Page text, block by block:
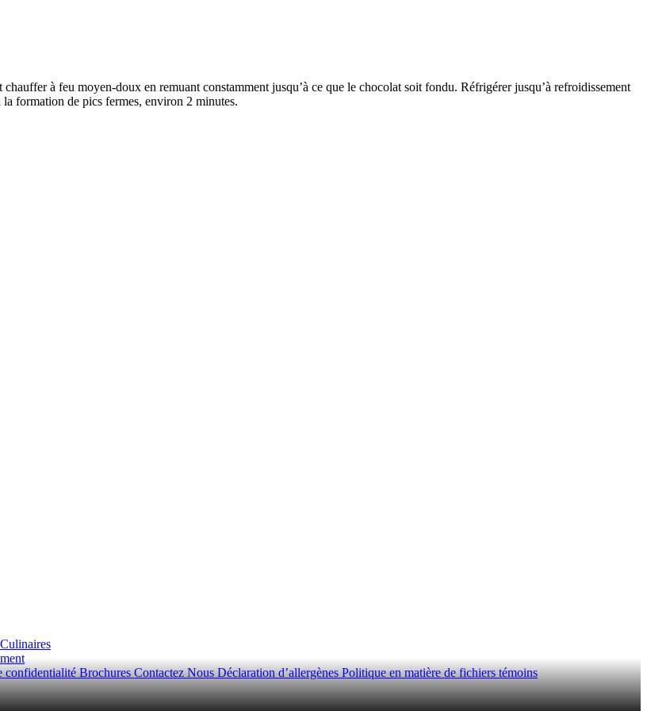
à feu moyen-doux en remuant constamment jusqu’à ce que le chocolat soit fondu. Réfrigérer jusqu’à refroidissement
formation de pics fermes, environ 2 minutes.
confidentialitéBrochuresContactez NousDéclaration d’allergènesPolitique en matière de fichiers témoins